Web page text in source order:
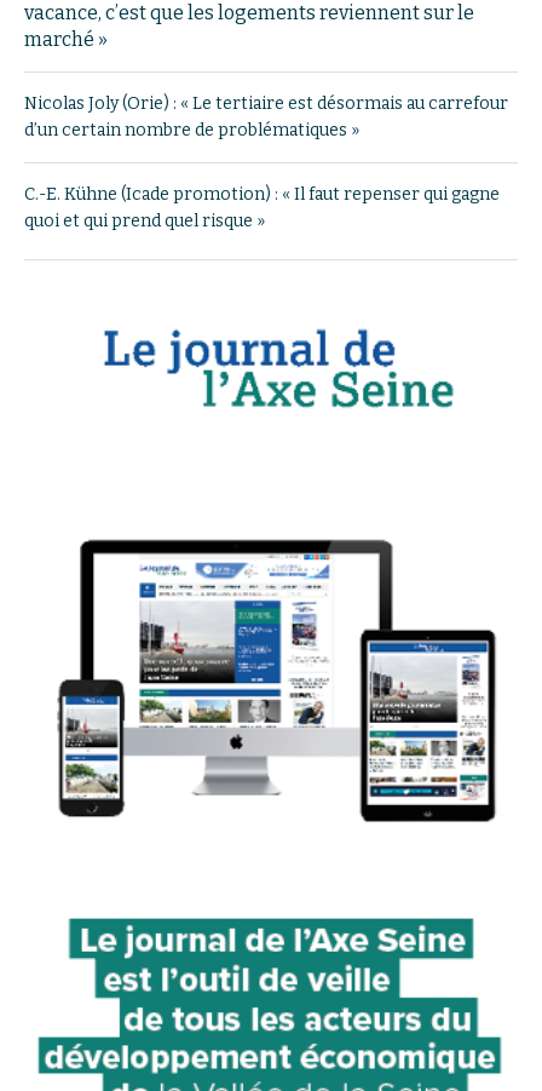
vacance, c’est que les logements reviennent sur le
marché »
Nicolas Joly (Orie) : « Le tertiaire est désormais au carrefour
d’un certain nombre de problématiques »
C.-E. Kühne (Icade promotion) : « Il faut repenser qui gagne
quoi et qui prend quel risque »